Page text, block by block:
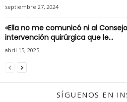
septiembre 27, 2024
«Ella no me comunicó ni al
intervención quirúrgica que le...
abril 15, 2025
SÍGUENOS EN